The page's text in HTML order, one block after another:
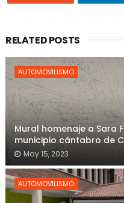
RELATED POSTS
AUTOMOVILISMO
Mural homenaje a Sara
municipio cántabro de
May 15, 2023
AUTOMOVILISMO